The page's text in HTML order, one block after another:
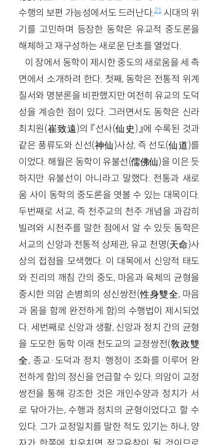
수행의 보편 가능성에서도 드러난다.21시대의 위
기를 고민하며 등장한 동학은 유교적 중도론을
해체하고 재구성하는 새로운 단초를 열었다.
이 장에서 동학이 제시한 중도의 새로움을 세 측
면에서 소개하려 한다. 첫째, 동학은 전통적 위계
질서와 명분론을 비판했지만 여전히 유교의 도덕
성을 계승한 점이 있다. 그러면서도 동학은 신라
최치원(崔致遠)의 『선사(仙史)』에 수록된 것과
같은 풍류도와 신선(神仙)사상, 즉 선도(仙道)를
이었다. 해월은 동학이 유불선(儒佛仙)을 이은 듯
하지만 유불선이 아니라고 말했다. 전통과 새로
움 사이 동학의 중도론을 엿볼 수 있는 대목이다.
두번째로 서교, 즉 천주교의 천주 개념을 과감히
빌려와 시천주를 말한 점에서 알 수 있듯 동학은
서교의 신앙과 전통적 상제관, 유교 천명(天命)사
상의 접점을 모색했다. 이 대목에서 신앙적 태도
와 진리의 깨침 간의 중도, 마음과 육체의 균형을
중시한 의암 손병희의 성신쌍전(性身雙全, 마음
과 몸을 함께 완전하게 함)의 수행법이 제시되었
다. 세번째로 신앙과 생활, 신앙과 정치 간의 균형
을 도모한 동학 이래 천도교의 교정쌍전(敎政雙
全, 종교·도덕과 정치·행정이 조화를 이루어 완
전하게 함)의 정신을 언급할 수 있다. 의암이 교정
쌍전을 통해 강조한 것은 개인수양과 정치가 서
로 닦아가는, 수행과 정치의 균형이었다고 할 수
있다. 그가 교정일치를 말한 적도 있기는 하나, 양